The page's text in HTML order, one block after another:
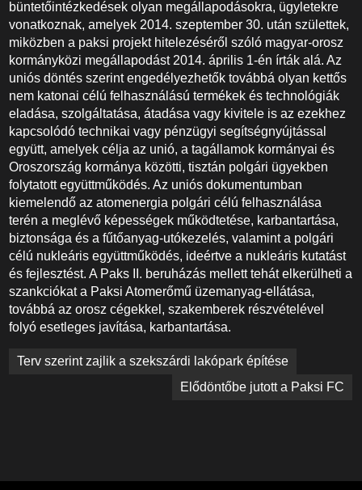
büntetőintézkedések olyan megállapodásokra, ügyletekre
vonatkoznak, amelyek 2014. szeptember 30. után születtek,
miközben a paksi projekt hitelezéséről szóló magyar-orosz
kormányközi megállapodást 2014. április 1-én írták alá. Az
uniós döntés szerint engedélyezhetők továbbá olyan kettős
nem katonai célú felhasználású termékek és technológiák
eladása, szolgáltatása, átadása vagy kivitele is az ezekhez
kapcsolódó technikai vagy pénzügyi segítségnyújtással
együtt, amelyek célja az unió, a tagállamok kormányai és
Oroszország kormánya közötti, tisztán polgári ügyekben
folytatott együttműködés. Az uniós dokumentumban
kiemelendő az atomenergia polgári célú felhasználása
terén a meglévő képességek működtetése, karbantartása,
biztonsága és a fűtőanyag-utókezelés, valamint a polgári
célú nukleáris együttműködés, ideértve a nukleáris kutatást
és fejlesztést. A Paks II. beruházás mellett tehát elkerülheti a
szankciókat a Paksi Atomerőmű üzemanyag-ellátása,
továbbá az orosz cégekkel, szakemberek részvételével
folyó esetleges javítása, karbantartása.
Bejegyzés
Terv szerint zajlik a szekszárdi lakópark építése
Elődöntőbe jutott a Paksi FC